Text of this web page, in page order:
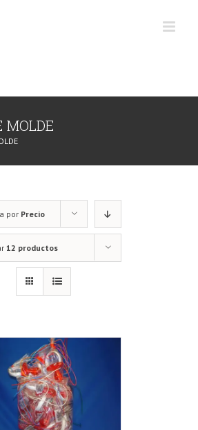
MOLDE
por Precio
12 productos